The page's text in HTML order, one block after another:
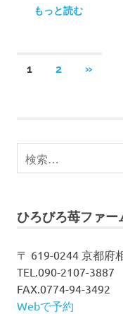
もっと読む
投
ペ
ジ
送
り
1 2
次
»
検
索
ひろびろ苺ファー
〒 619-0244 京都府
TEL.090-2107-3887
FAX.0774-94-3492
Webで予約